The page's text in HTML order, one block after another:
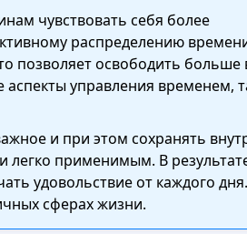
чувствовать себя более
распределению
позволяет освободить больше
управления временем,
и при этом сохранять
легко применимым. В
удовольствие от каждого
сферах жизни.